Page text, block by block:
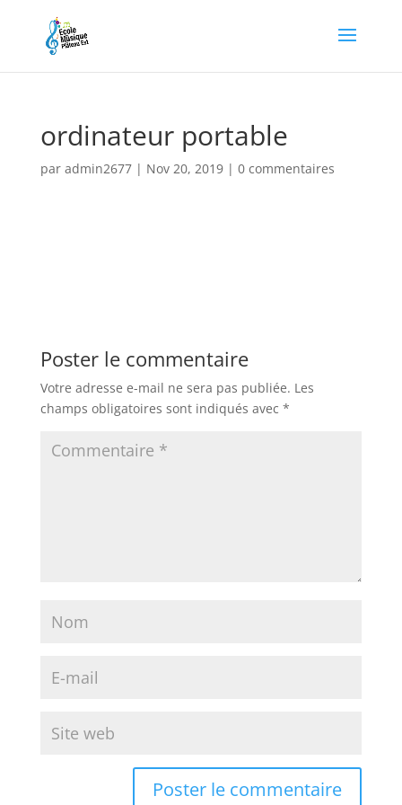
ordinateur portable
par admin2677| Nov 20, 2019| 0 commentaires
Poster le commentaire
Votre adresse e-mail ne sera pas publiée. Les
champs obligatoires sont indiqués avec *